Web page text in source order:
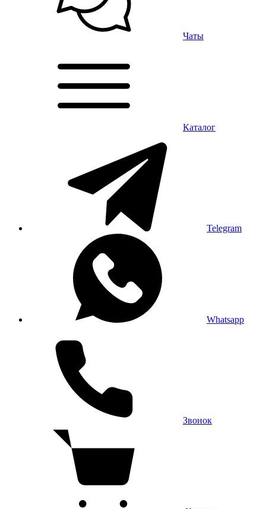
Чаты
Каталог
Telegram
Whatsapp
Звонок